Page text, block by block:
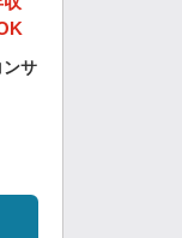
ンサ